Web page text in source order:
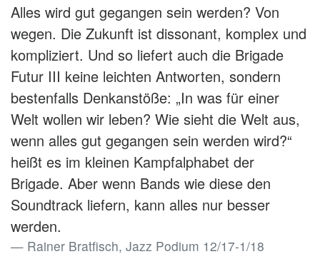
Alles wird gut gegangen sein werden? Von
wegen. Die Zukunft ist dissonant, komplex und
kompliziert. Und so liefert auch die Brigade
Futur III keine leichten Antworten, sondern
bestenfalls Denkanstöße: „In was für einer
Welt wollen wir leben? Wie sieht die Welt aus,
wenn alles gut gegangen sein werden wird?“
heißt es im kleinen Kampfalphabet der
Brigade. Aber wenn Bands wie diese den
Soundtrack liefern, kann alles nur besser
werden.
Rainer Bratfisch, Jazz Podium 12/17-1/18